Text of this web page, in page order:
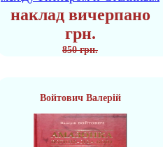
наклад вичерпано
грн.
850 грн.
Войтович Валерій